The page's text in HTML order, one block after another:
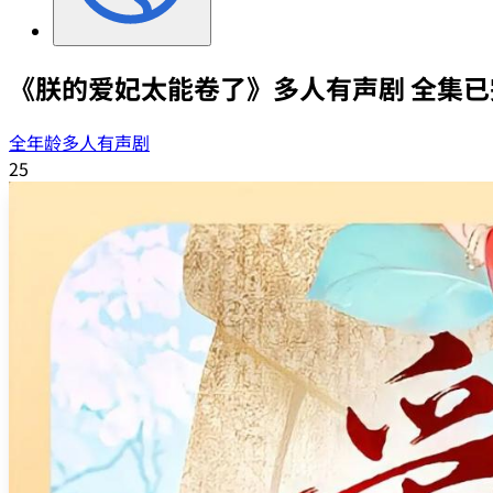
《朕的爱妃太能卷了》多人有声剧 全集
全年龄多人有声剧
25